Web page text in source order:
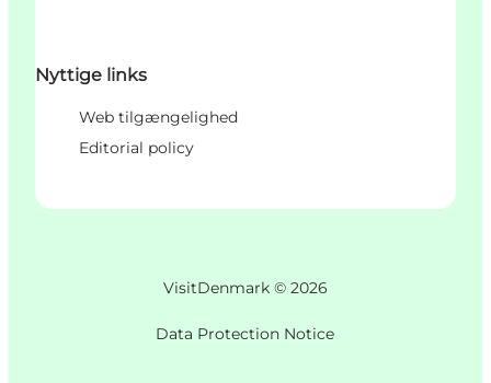
Nyttige links
Web tilgængelighed
Editorial policy
VisitDenmark © 2026
Data Protection Notice